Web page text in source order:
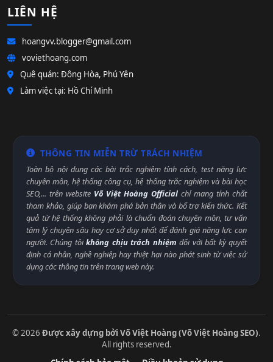
LIÊN HỆ
hoangvv.blogger@gmail.com
voviethoang.com
Quê quán: Đông Hòa, Phú Yên
Làm việc tại: Hồ Chí Minh
THÔNG TIN MIỄN TRỪ TRÁCH NHIỆM
Toàn bộ nội dung các bài trắc nghiệm tính cách, test năng lực
chuyên môn, hệ thống công cụ, hệ thống trắc nghiệm và bài học
SEO,... trên website Võ Việt Hoàng Official chỉ mang tính chất
tham khảo, giúp bạn khám phá bản thân và bổ trợ kiến thức. Kết
quả từ hệ thống không phải là chuẩn đoán chuyên môn, tư vấn
tâm lý chuyên sâu hay cơ sở duy nhất để đánh giá năng lực con
người. Chúng tôikhông chịu trách nhiệm đối với bất kỳ quyết
định cá nhân, nghề nghiệp hay thiệt hại nào phát sinh từ việc sử
dụng các thông tin trên trang web này.
© 2026 Được xây dựng bởi Võ Việt Hoàng (Võ Việt Hoàng SEO).
All rights reserved.